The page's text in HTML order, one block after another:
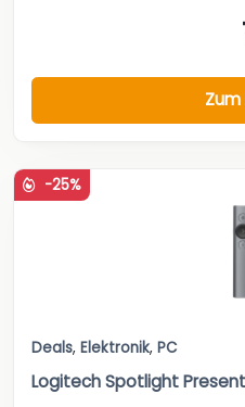
-25%
Deals, Elektronik, PC
Logitech Spotlight